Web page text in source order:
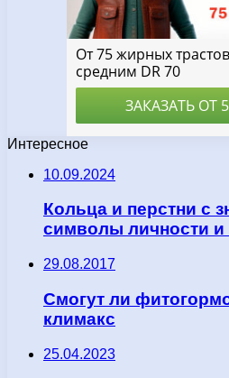
Интересное
10.09.2024
Кольца и перстни с
символы личности и
29.08.2017
Смогут ли
климакс
25.04.2023